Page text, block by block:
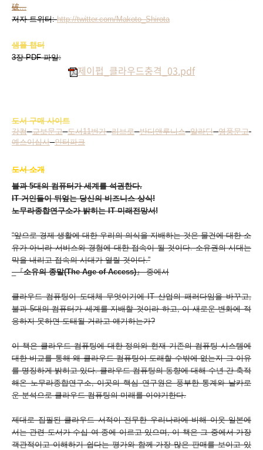
破...
저자 트위터:http://twitter.com/Makoto_Shirota
샘플 챕터
3장 PDF 파일:
제이펍_클라우드충격_03.pdf
도서 구매 사이트
강컴 교보문고 도서11번가 리브로 반디앤루니스 알라딘 영풍문고
예스이십사 인터파크
도서 소개
불과 5대의 컴퓨터가 세계를 석권한다.
IT 거인들이 뒤엎는 당신의 비즈니스 상식!
노무라종합연구소가 밝히는 IT 미래전망서!
“앞으로 경제 생활에 대한 우리의 의식을 지배하는 것은 물건에 대한 소
유가 아니라 서비스와 경험에 대한 접속이 될 것이다. 소유권의 시대는
막을 내리고 접속의 시대가 열릴 것이다.”
_『소유의 종말(The Age of Access)』 중에서
클라우드 컴퓨팅이 도대체 무엇이기에 IT 산업의 패러다임을 바꾸고,
불과 5대의 컴퓨터가 세계를 지배할 것이라 하고, 이 새로운 변화에 적
응하지 못하면 도태될 거라고 얘기하는가?
이 책은 클라우드 컴퓨팅에 대한 정의와 현재 기존의 컴퓨팅 시스템에
대한 비교를 통해 왜 클라우드 컴퓨팅이 도래할 수밖에 없는지 그 이유
를 명징하게 밝히고 있다. 클라우드 컴퓨팅의 동향에 대해 수년 간 축적
해온 노무라종합연구소, 이곳의 핵심 연구원은 풍부한 통계와 날카로
운 분석으로 클라우드 컴퓨팅의 미래를 이야기한다.
제대로 집필된 클라우드 서적이 전무한 우리나라에 비해 이웃 일본에
서는 관련 도서가 수십 여 종에 이르고 있으며, 이 책은 그 중에서 가장
객관적이고 이해하기 쉽다는 평가와 함께 가장 많은 판매를 보이고 있